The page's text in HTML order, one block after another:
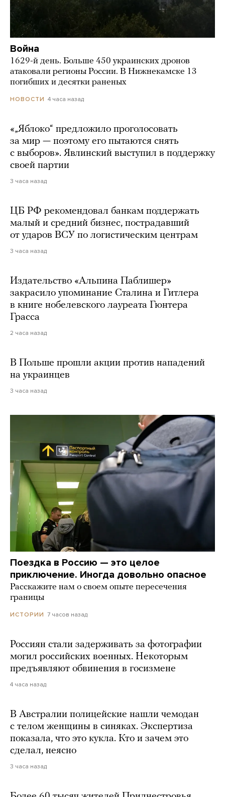
Война
1629-й день. Больше 450 украинских дронов
атаковали регионы России. В Нижнекамске 13
погибших и десятки раненых
НОВОСТИ 4 часа назад
«„Яблоко“ предложило проголосовать
за мир — поэтому его пытаются снять
с выборов». Явлинский выступил в поддержку
своей партии
3 часа назад
ЦБ РФ рекомендовал банкам поддержать
малый и средний бизнес, пострадавший
от ударов ВСУ по логистическим центрам
3 часа назад
Издательство «Альпина Паблишер»
закрасило упоминание Сталина и Гитлера
в книге нобелевского лауреата Гюнтера
Грасса
2 часа назад
В Польше прошли акции против нападений
на украинцев
3 часа назад
Поездка в Россию — это целое
приключение. Иногда довольно опасное
Расскажите нам о своем опыте пересечения
границы
ИСТОРИИ 7 часов назад
Россиян стали задерживать за фотографии
могил российских военных. Некоторым
предъявляют обвинения в госизмене
4 часа назад
В Австралии полицейские нашли чемодан
с телом женщины в синяках. Экспертиза
показала, что это кукла. Кто и зачем это
сделал, неясно
3 часа назад